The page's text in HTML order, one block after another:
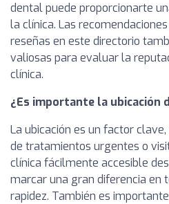
dental puede proporcionarte
la clínica. Las
reseñas en este directorio
valiosas para evaluar la
clínica.
¿Es importante la ubicación
La ubicación es un factor
de tratamientos urgentes o
clínica fácilmente accesible
marcar una gran diferencia en
rapidez. También es